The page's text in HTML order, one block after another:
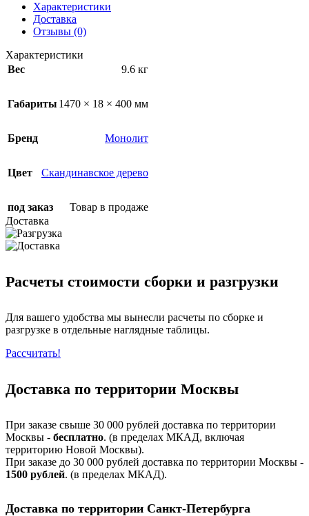
Характеристики
Доставка
Отзывы (0)
Характеристики
Вес
9.6 кг
Габариты 1470 × 18 × 400 мм
Бренд Монолит
Цвет Скандинавское дерево
под заказ
Товар в продаже
Доставка
Расчеты стоимости сборки и разгрузки
Для вашего удобства мы вынесли расчеты по сборке и
разгрузке в отдельные наглядные таблицы.
Рассчитать!
Доставка по территории Москвы
При заказе свыше 30 000 рублей доставка по территории
Москвы - бесплатно. (в пределах МКАД, включая
территорию Новой Москвы).
При заказе до 30 000 рублей доставка по территории Москвы -
1500 рублей. (в пределах МКАД).
Доставка по территории Санкт-Петербурга